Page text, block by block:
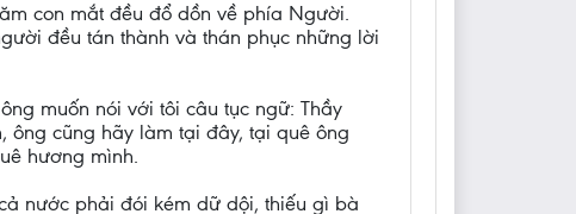
con mắt đều đổ dồn về phía Người.
đều tán thành và thán phục những lời
muốn nói với tôi câu tục ngữ: Thầy
ông cũng hãy làm tại đây, tại quê ông
hương mình.
nước phải đói kém dữ dội, thiếu gì bà